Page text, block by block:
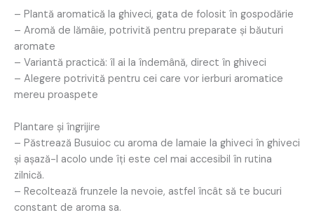
– Plantă aromatică la ghiveci, gata de folosit în gospodărie
– Aromă de lămâie, potrivită pentru preparate și băuturi
aromate
– Variantă practică: îl ai la îndemână, direct în ghiveci
– Alegere potrivită pentru cei care vor ierburi aromatice
mereu proaspete
Plantare și îngrijire
– Păstrează Busuioc cu aroma de lamaie la ghiveci în ghiveci
și așază-l acolo unde îți este cel mai accesibil în rutina
zilnică.
– Recoltează frunzele la nevoie, astfel încât să te bucuri
constant de aroma sa.